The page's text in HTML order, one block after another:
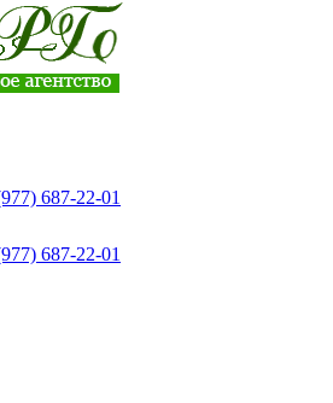
687-22-01
687-22-01